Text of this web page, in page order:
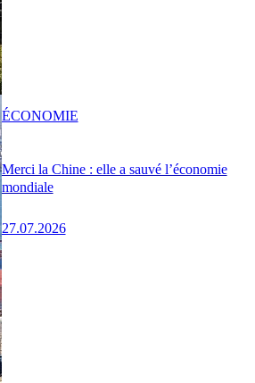
Merci la Chine : elle a sauvé l’économie
mondiale
27.07.2026
ÉCONOMIE